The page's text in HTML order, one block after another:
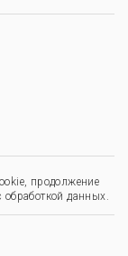
продолжение
обработкой данных.